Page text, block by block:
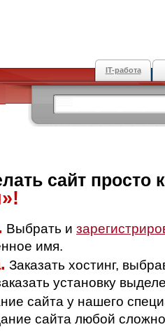
IT-работа
сайт просто
Выбрать и
имя.
Заказать хостинг,
установку
сайта у нашего
сайта любой